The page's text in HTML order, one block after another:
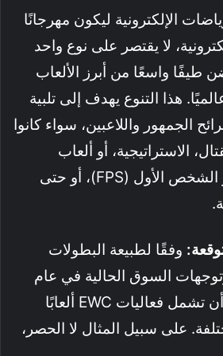
الإلكترونية ليكون مهرجانًا
لا يقتصر على نوع واحد
طيفًا واسعًا من أبرز الألعاب
هذا التنوع يهدف إلى تلبية
الجمهور واللاعبين، سواء كانوا
الاستراتيجية، أو ألعاب
التصويب من منظور الشخص الأول (FPS)، أو حتى
وفقًا لطبيعة البطولات
وتوجهات السوق الحالية في عام
2025، من المتوقع أن تشمل فعاليات EWC ألعابًا
على سبيل المثال لا الحصر،